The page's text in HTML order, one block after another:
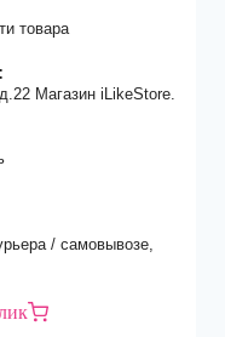
товара
Магазин iLikeStore.
/ самовывозе,